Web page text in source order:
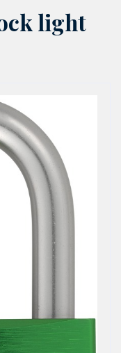
light